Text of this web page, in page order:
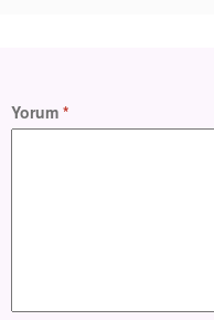
Yorum *